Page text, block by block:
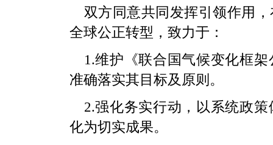
双方同意共同发挥引领作用
全球公正转型，致力于：
1.维护《联合国气候变化框
准确落实其目标及原则。
2.强化务实行动，以系统政
化为切实成果。